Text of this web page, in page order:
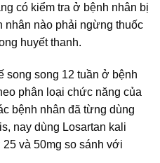
có kiểm tra ở bệnh nhân bị
nhân nào phải ngừng thuốc
huyết thanh.
song song 12 tuần ở bệnh
phân loại chức năng của
bệnh nhân đã từng dùng
nay dùng Losartan kali
25 và 50mg so sánh với